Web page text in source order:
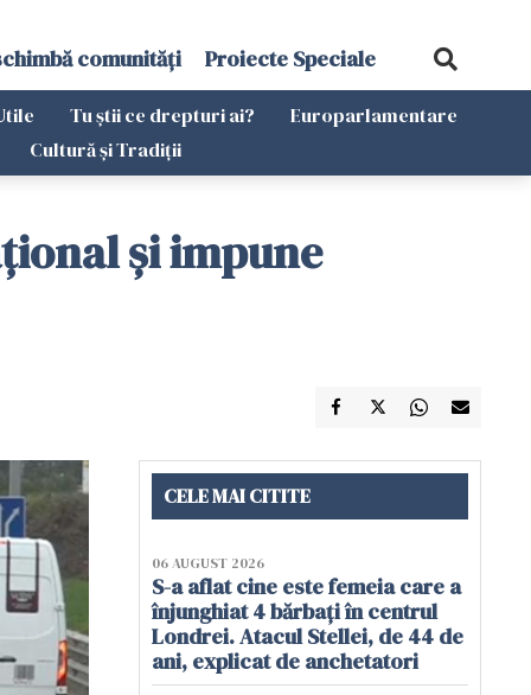
comunități Proiecte Speciale
Tu știi ce drepturi ai?
Europarlamentare
Cultură și Tradiții
şi impune
CELE MAI CITITE
06 AUGUST 2026
S-a aflat cine este femeia care a
înjunghiat 4 bărbați în centrul
Londrei. Atacul Stellei, de 44 de
ani, explicat de anchetatori